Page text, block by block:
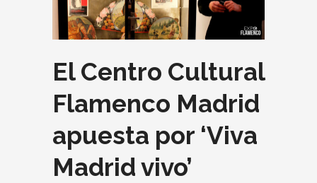
El Centro Cultural
Flamenco Madrid
apuesta por ‘Viva
Madrid vivo’